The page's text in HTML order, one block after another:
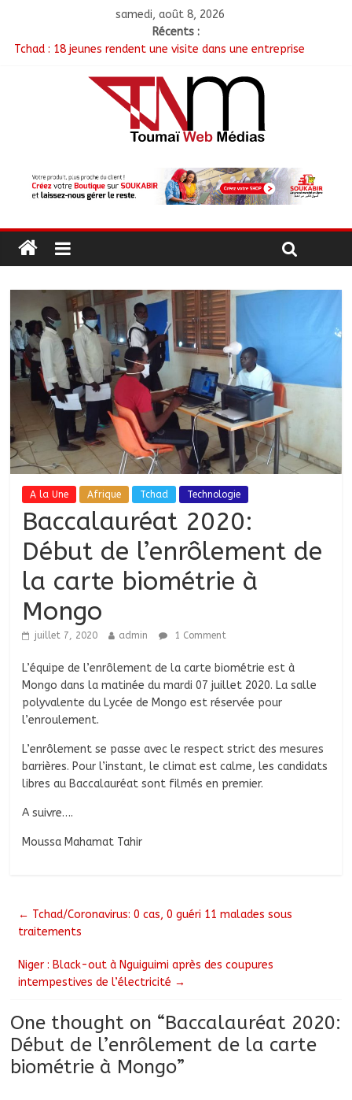
samedi, août 8, 2026
Récents :
Tchad : 18 jeunes rendent une visite dans une entreprise
TCHAD/FMM/CBLT : Le Général Brahim Oki Dagache devient
commandant en second
Moyen-Chari : Lancement de la campagne de vulgarisation de
la politique nationale de DDR
Borkou : Recrudescence des braquages sur l’axe Faya-Kalaït
A la Une Afrique Tchad Technologie
Baccalauréat 2020:
Début de l’enrôlement de
la carte biométrie à
Mongo
juillet 7, 2020 admin 1 Comment
L’équipe de l’enrôlement de la carte biométrie est à
Mongo dans la matinée du mardi 07 juillet 2020. La salle
polyvalente du Lycée de Mongo est réservée pour
l’enroulement.
L’enrôlement se passe avec le respect strict des mesures
barrières. Pour l’instant, le climat est calme, les candidats
libres au Baccalauréat sont filmés en premier.
A suivre….
Moussa Mahamat Tahir
← Tchad/Coronavirus: 0 cas, 0 guéri 11 malades sous
traitements
Niger : Black-out à Nguiguimi après des coupures
intempestives de l’électricité →
One thought on “Baccalauréat 2020:
Début de l’enrôlement de la carte
biométrie à Mongo”